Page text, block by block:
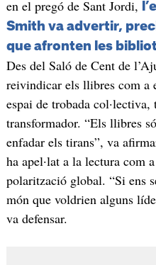
en el pregó de Sant Jordi,
Smith va advertir,
que afronten les
Des del Saló de Cent de
reivindicar els llibres com a
espai de trobada
transformador. “Els llibres
enfadar els tirans”, va
ha apel·lat a la lectura com
polarització global. “Si ens
món que voldrien alguns
va defensar.